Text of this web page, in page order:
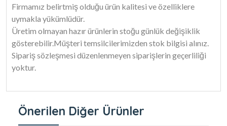
Firmamız belirtmiş olduğu ürün kalitesi ve özelliklere
uymakla yükümlüdür.
Üretim olmayan hazır ürünlerin stoğu günlük değişiklik
gösterebilir.Müşteri temsilcilerimizden stok bilgisi alınız.
Sipariş sözleşmesi düzenlenmeyen siparişlerin geçerliliği
yoktur.
Önerilen Diğer Ürünler